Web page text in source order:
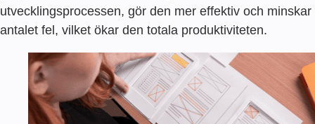
utvecklingsprocessen, gör den mer effektiv och minskar
antalet fel, vilket ökar den totala produktiviteten.